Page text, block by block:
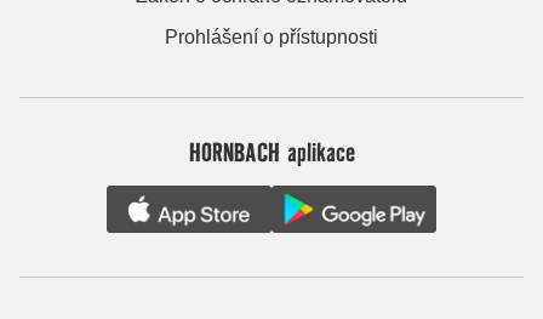
Prohlášení o přístupnosti
HORNBACH aplikace